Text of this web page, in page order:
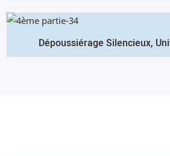
Dépoussiérage Silencieux,